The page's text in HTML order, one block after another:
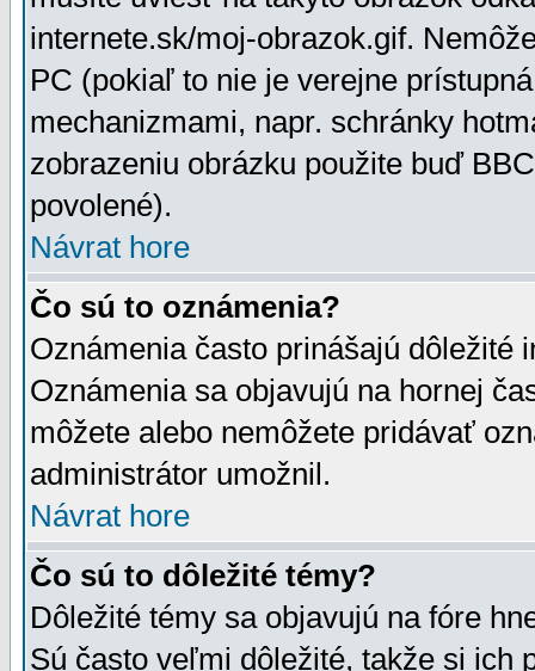
internete.sk/moj-obrazok.gif.
PC (pokiaľ to nie je verejne
mechanizmami, napr. schránky
zobrazeniu obrázku použite buď
povolené).
Návrat hore
Čo sú to oznámenia?
Oznámenia často prinášajú dôležité
Oznámenia sa objavujú na hornej
môžete alebo nemôžete pridávať
administrátor umožnil.
Návrat hore
Čo sú to dôležité témy?
Dôležité témy sa objavujú na fóre
Sú často veľmi dôležité, takže si ich